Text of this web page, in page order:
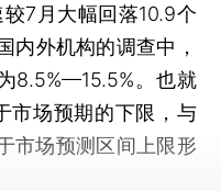
7月大幅回落10.9个
内外机构的调查中，
8.5%—15.5%。也就
市场预期的下限，与
市场预测区间上限形